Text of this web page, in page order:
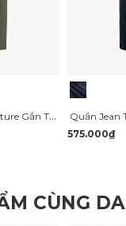
Quần Kaki Trơn Signature Gắn Tag Kim Loại Form Slimfit QK028
575.000₫
CÙNG